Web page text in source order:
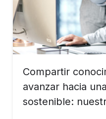
Compartir
avanzar hacia
sostenible: